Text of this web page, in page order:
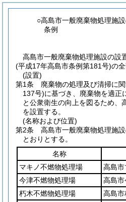
○高島市一般廃棄物処理施
条例
高島市一般廃棄物処理施設の設
(平成17年高島市条例第181号)の全
(設置)
第1条
廃棄物の処理及び清掃に
137号)に基づき、廃棄物を適正
と公衆衛生の向上を図るため、
を設置する。
(名称および位置)
第2条
高島市一般廃棄物処理施
とおりとする。
名称
マキノ不燃物処理場
高島
今津不燃物処理場
高島
朽木不燃物処理場
高島